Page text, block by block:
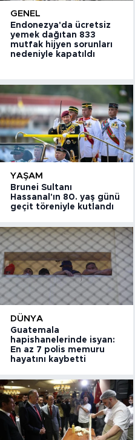
GENEL
Endonezya'da ücretsiz
yemek dağıtan 833
mutfak hijyen sorunları
nedeniyle kapatıldı
YAŞAM
Brunei Sultanı
Hassanal'ın 80. yaş günü
geçit töreniyle kutlandı
DÜNYA
Guatemala
hapishanelerinde isyan:
En az 7 polis memuru
hayatını kaybetti